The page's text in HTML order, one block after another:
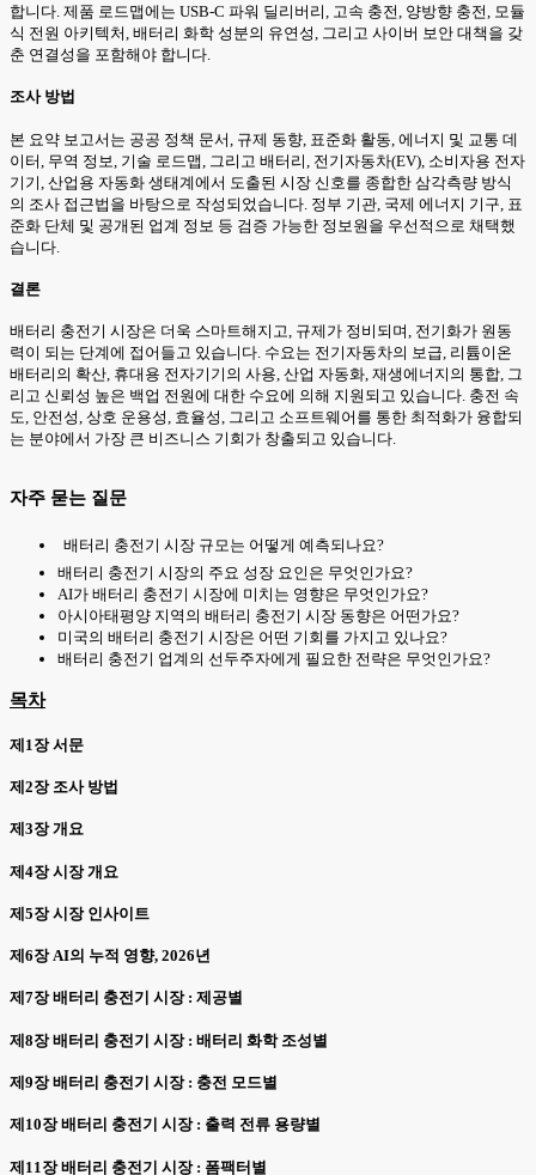
합니다. 제품 로드맵에는 USB-C 파워 딜리버리, 고속 충전, 양방향 충전, 모듈
식 전원 아키텍처, 배터리 화학 성분의 유연성, 그리고 사이버 보안 대책을 갖
춘 연결성을 포함해야 합니다.
조사 방법
본 요약 보고서는 공공 정책 문서, 규제 동향, 표준화 활동, 에너지 및 교통 데
이터, 무역 정보, 기술 로드맵, 그리고 배터리, 전기자동차(EV), 소비자용 전자
기기, 산업용 자동화 생태계에서 도출된 시장 신호를 종합한 삼각측량 방식
의 조사 접근법을 바탕으로 작성되었습니다. 정부 기관, 국제 에너지 기구, 표
준화 단체 및 공개된 업계 정보 등 검증 가능한 정보원을 우선적으로 채택했
습니다.
결론
배터리 충전기 시장은 더욱 스마트해지고, 규제가 정비되며, 전기화가 원동
력이 되는 단계에 접어들고 있습니다. 수요는 전기자동차의 보급, 리튬이온
배터리의 확산, 휴대용 전자기기의 사용, 산업 자동화, 재생에너지의 통합, 그
리고 신뢰성 높은 백업 전원에 대한 수요에 의해 지원되고 있습니다. 충전 속
도, 안전성, 상호 운용성, 효율성, 그리고 소프트웨어를 통한 최적화가 융합되
는 분야에서 가장 큰 비즈니스 기회가 창출되고 있습니다.
자주 묻는 질문
배터리 충전기 시장 규모는 어떻게 예측되나요?
배터리 충전기 시장의 주요 성장 요인은 무엇인가요?
AI가 배터리 충전기 시장에 미치는 영향은 무엇인가요?
아시아태평양 지역의 배터리 충전기 시장 동향은 어떤가요?
미국의 배터리 충전기 시장은 어떤 기회를 가지고 있나요?
배터리 충전기 업계의 선두주자에게 필요한 전략은 무엇인가요?
목차
제1장 서문
제2장 조사 방법
제3장 개요
제4장 시장 개요
제5장 시장 인사이트
제6장 AI의 누적 영향, 2026년
제7장 배터리 충전기 시장 : 제공별
제8장 배터리 충전기 시장 : 배터리 화학 조성별
제9장 배터리 충전기 시장 : 충전 모드별
제10장 배터리 충전기 시장 : 출력 전류 용량별
제11장 배터리 충전기 시장 : 폼팩터별